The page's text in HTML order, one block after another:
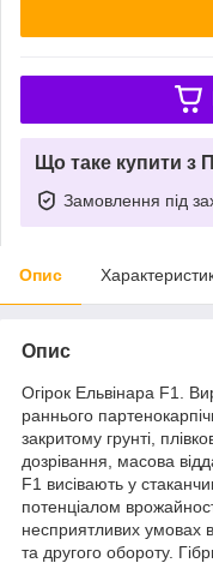
Що таке купити з
Замовлення під
Опис
Опис
Огірок Ельвінара F1.
раннього
закритому грунті,
дозрівання, масова
F1 висівають у
потенціалом
несприятливих умовах
та другого обороту.